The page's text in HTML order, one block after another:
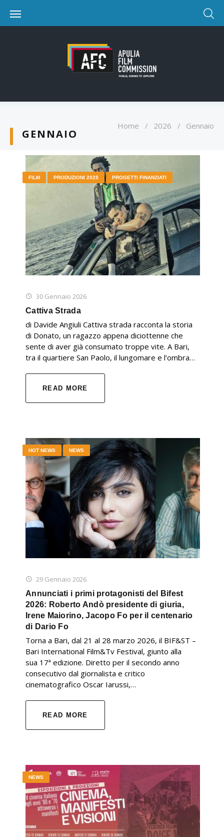
GENNAIO
Home / 2026 / Gennaio
30 Gennaio 2026
FILM PRODUZIONI 2025 PROGETTI FINANZIATI
Cattiva Strada
di Davide Angiuli Cattiva strada racconta la storia
di Donato, un ragazzo appena diciottenne che
sente di aver già consumato troppe vite. A Bari,
tra il quartiere San Paolo, il lungomare e l’ombra…
READ MORE
29 Gennaio 2026
HOT NEWS NEWS
Annunciati i primi protagonisti del Bifest
2026: Roberto Andò presidente di giuria,
Irene Maiorino, Jacopo Fo per il centenario
di Dario Fo
Torna a Bari, dal 21 al 28 marzo 2026, il BIF&ST –
Bari International Film&Tv Festival, giunto alla
sua 17ª edizione. Diretto per il secondo anno
consecutivo dal giornalista e critico
cinematografico Oscar Iarussi,…
READ MORE
NEWS